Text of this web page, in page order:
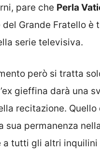
pare che Perla
Grande Fratello è
serie televisiva.
però si tratta
gieffina darà una
recitazione.
sua permanenza
a tutti gli altri inquilini